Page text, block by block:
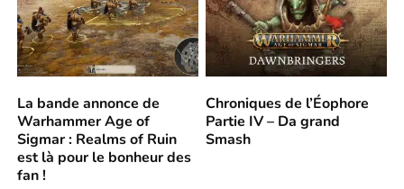
La bande annonce de
Warhammer Age of
Sigmar : Realms of Ruin
est là pour le bonheur des
fan !
Chroniques de l’Éophore
Partie IV – Da grand
Smash